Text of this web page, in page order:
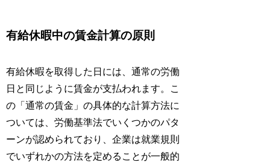
有給休暇中の賃金計算の原則
有給休暇を取得した日には、通常の労働
日と同じように賃金が支払われます。こ
の「通常の賃金」の具体的な計算方法に
ついては、労働基準法でいくつかのパタ
ーンが認められており、企業は就業規則
でいずれかの方法を定めることが一般的